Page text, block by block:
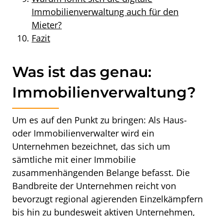
Immobilienverwaltung auch für den
Mieter?
Fazit
Was ist das genau:
Immobilienverwaltung?
Um es auf den Punkt zu bringen: Als Haus-
oder Immobilienverwalter wird ein
Unternehmen bezeichnet, das sich um
sämtliche mit einer Immobilie
zusammenhängenden Belange befasst. Die
Bandbreite der Unternehmen reicht von
bevorzugt regional agierenden Einzelkämpfern
bis hin zu bundesweit aktiven Unternehmen,